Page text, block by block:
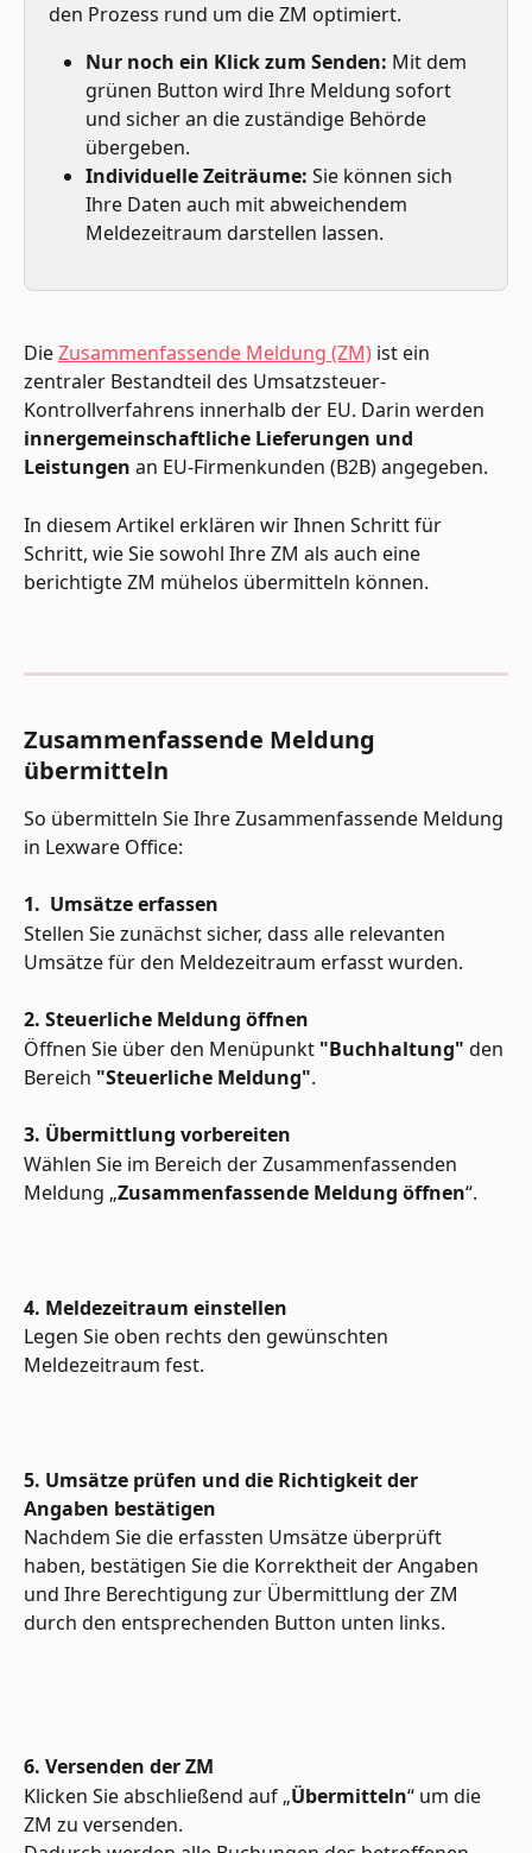
den Prozess rund um die ZM optimiert.
Nur noch ein Klick zum Senden: Mit dem
grünen Button wird Ihre Meldung sofort
und sicher an die zuständige Behörde
übergeben.
Individuelle Zeiträume: Sie können sich
Ihre Daten auch mit abweichendem
Meldezeitraum darstellen lassen.
Die Zusammenfassende Meldung (ZM) ist ein
zentraler Bestandteil des Umsatzsteuer-
Kontrollverfahrens innerhalb der EU. Darin werden
innergemeinschaftliche Lieferungen und
Leistungen an EU-Firmenkunden (B2B) angegeben.
In diesem Artikel erklären wir Ihnen Schritt für
Schritt, wie Sie sowohl Ihre ZM als auch eine
berichtigte ZM mühelos übermitteln können.
Zusammenfassende Meldung
übermitteln
So übermitteln Sie Ihre Zusammenfassende Meldung
in Lexware Office:
1.  Umsätze erfassen
Stellen Sie zunächst sicher, dass alle relevanten
Umsätze für den Meldezeitraum erfasst wurden.
2. Steuerliche Meldung öffnen
Öffnen Sie über den Menüpunkt "Buchhaltung" den
Bereich "Steuerliche Meldung".
3. Übermittlung vorbereiten
Wählen Sie im Bereich der Zusammenfassenden
Meldung „Zusammenfassende Meldung öffnen“.
4. Meldezeitraum einstellen
Legen Sie oben rechts den gewünschten
Meldezeitraum fest.
5. Umsätze prüfen und die Richtigkeit der
Angaben bestätigen
Nachdem Sie die erfassten Umsätze überprüft
haben, bestätigen Sie die Korrektheit der Angaben
und Ihre Berechtigung zur Übermittlung der ZM
durch den entsprechenden Button unten links.
6. Versenden der ZM
Klicken Sie abschließend auf „Übermitteln“ um die
ZM zu versenden.